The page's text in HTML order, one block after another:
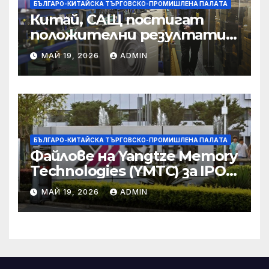
БЪЛГАРО-КИТАЙСКА ТЪРГОВСКО-ПРОМИШЛЕНА ПАЛAТА
Китай, САЩ постигат
положителни резултати в
икономическите и
търговски консултации:
министерство
МАЙ 19, 2026 ADMIN
БЪЛГАРО-КИТАЙСКА ТЪРГОВСКО-ПРОМИШЛЕНА ПАЛAТА
Файлове на Yangtze Memory
Technologies (YMTC) за IPO
на STAR Market
МАЙ 19, 2026 ADMIN